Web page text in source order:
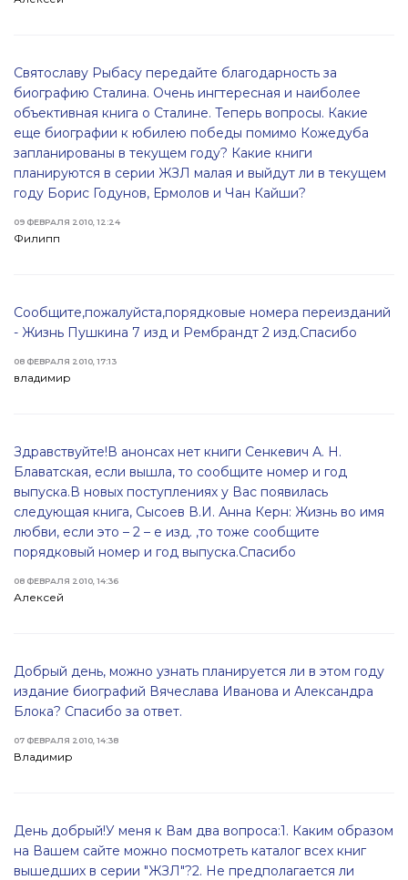
Святославу Рыбасу передайте благодарность за
биографию Сталина. Очень ингтересная и наиболее
объективная книга о Сталине. Теперь вопросы. Какие
еще биографии к юбилею победы помимо Кожедуба
запланированы в текущем году? Какие книги
планируются в серии ЖЗЛ малая и выйдут ли в текущем
году Борис Годунов, Ермолов и Чан Кайши?
09 ФЕВРАЛЯ 2010, 12:24
Филипп
Сообщите,пожалуйста,порядковые номера переизданий
- Жизнь Пушкина 7 изд и Рембрандт 2 изд.Спасибо
08 ФЕВРАЛЯ 2010, 17:13
владимир
Здравствуйте!В анонсах нет книги Сенкевич А. Н.
Блаватская, если вышла, то сообщите номер и год
выпуска.В новых поступлениях у Вас появилась
следующая книга, Сысоев В.И. Анна Керн: Жизнь во имя
любви, если это – 2 – е изд. ,то тоже сообщите
порядковый номер и год выпуска.Спасибо
08 ФЕВРАЛЯ 2010, 14:36
Алексей
Добрый день, можно узнать планируется ли в этом году
издание биографий Вячеслава Иванова и Александра
Блока? Спасибо за ответ.
07 ФЕВРАЛЯ 2010, 14:38
Владимир
День добрый!У меня к Вам два вопроса:1. Каким образом
на Вашем сайте можно посмотреть каталог всех книг
вышедших в серии "ЖЗЛ"?2. Не предполагается ли